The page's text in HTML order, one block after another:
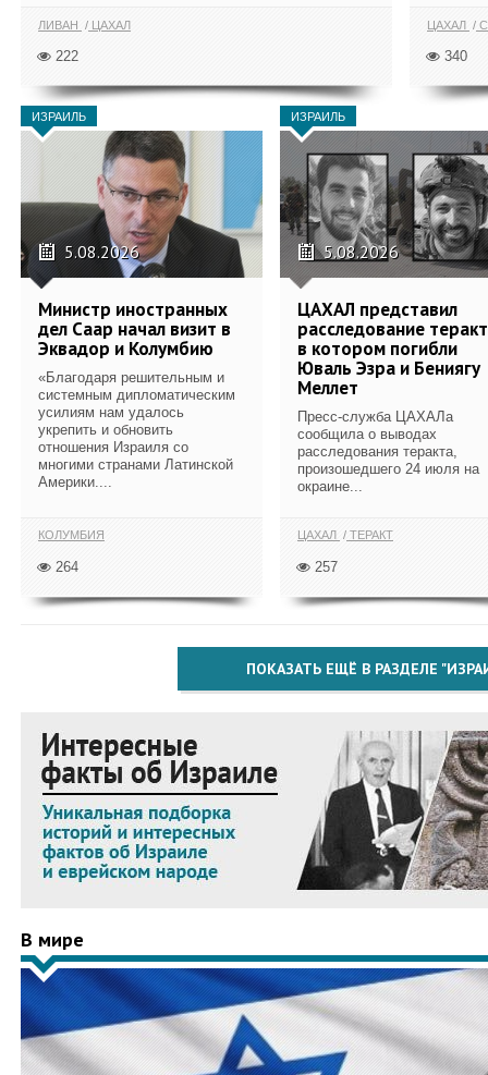
ЛИВАН ЦАХАЛ
222
ЦАХАЛ
340
ИЗРАИЛЬ
5.08.2026
Министр иностранных
дел Саар начал визит в
Эквадор и Колумбию
«Благодаря решительным и
системным дипломатическим
усилиям нам удалось
укрепить и обновить
отношения Израиля со
многими странами Латинской
Америки....
КОЛУМБИЯ
264
ИЗРАИЛЬ
5.08.2026
ЦАХАЛ представил
расследование
в котором погибли
Юваль Эзра и Бениягу
Меллет
Пресс-служба ЦАХАЛа
сообщила о выводах
расследования теракта,
произошедшего 24 июля на
окраине...
ЦАХАЛ ТЕРАКТ
257
ПОКАЗАТЬ ЕЩЁ В РАЗДЕЛЕ
В мире